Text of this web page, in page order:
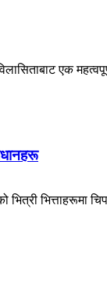
एक
भित्री भित्ताहरूमा